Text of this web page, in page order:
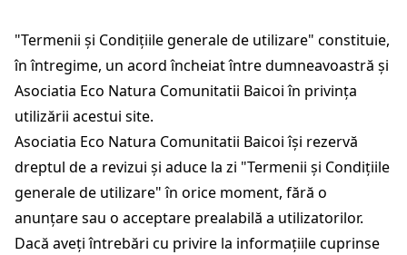
"Termenii și Condițiile generale de utilizare" constituie,
în întregime, un acord încheiat între dumneavoastră și
Asociatia Eco Natura Comunitatii Baicoi în privința
utilizării acestui site.
Asociatia Eco Natura Comunitatii Baicoi își rezervă
dreptul de a revizui și aduce la zi "Termenii și Condițiile
generale de utilizare" în orice moment, fără o
anunțare sau o acceptare prealabilă a utilizatorilor.
Dacă aveți întrebări cu privire la informațiile cuprinse